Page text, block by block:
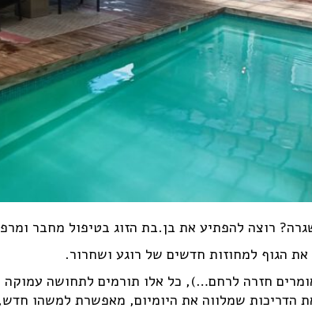
רוצה להפתיע את בן.בת הזוג בטיפול מחבר
את הגוף למחוזות חדשים של רוגע ושחרור.
חזרה לרחם…), כל אלו תורמים לתחושה עמוקה
שמלווה את היומיום, מאפשרת למשהו חדש,